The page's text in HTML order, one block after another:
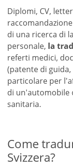
Diplomi, CV,
di una ricerca di
personale, la
referti medici,
(patente di
particolare per
di un'automobile
sanitaria.
Come
Svizzera?